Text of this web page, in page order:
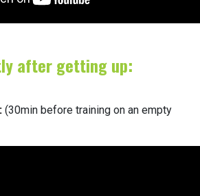
after getting up:
(30min before training on an empty